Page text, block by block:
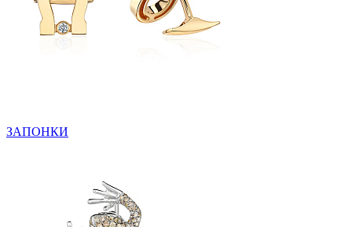
ЗАПОНКИ